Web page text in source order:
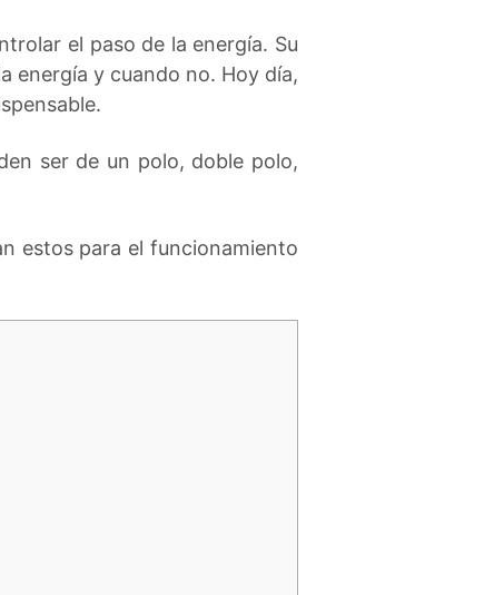
el paso de la energía. Su
energía y cuando no. Hoy día,
ser de un polo, doble polo,
estos para el funcionamiento